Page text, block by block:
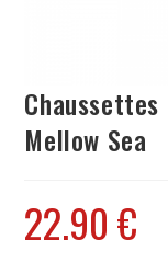
Chaussettes
Mellow Sea
22.90€